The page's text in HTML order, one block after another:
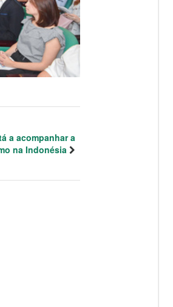
a acompanhar a
na Indonésia